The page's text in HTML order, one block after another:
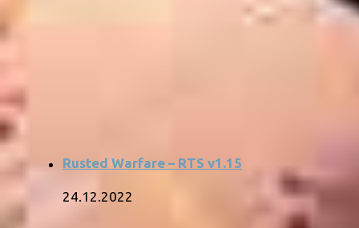
Rusted Warfare – RTS v1.15
24.12.2022